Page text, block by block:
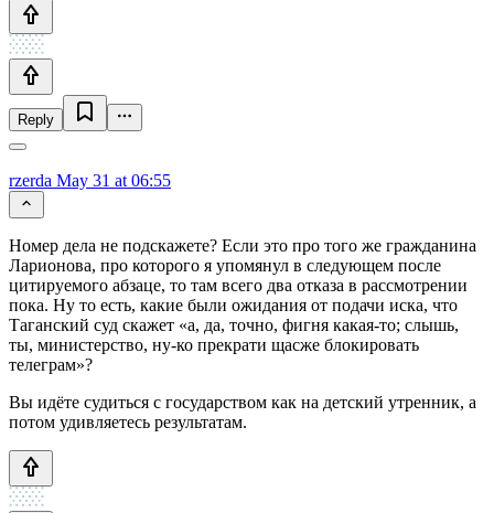
Reply
rzerda May 31 at 06:55
Номер дела не подскажете? Если это про того же гражданина
Ларионова, про которого я упомянул в следующем после
цитируемого абзаце, то там всего два отказа в рассмотрении
пока. Ну то есть, какие были ожидания от подачи иска, что
Таганский суд скажет «а, да, точно, фигня какая-то; слышь,
ты, министерство, ну-ко прекрати щасже блокировать
телеграм»?
Вы идёте судиться с государством как на детский утренник, а
потом удивляетесь результатам.